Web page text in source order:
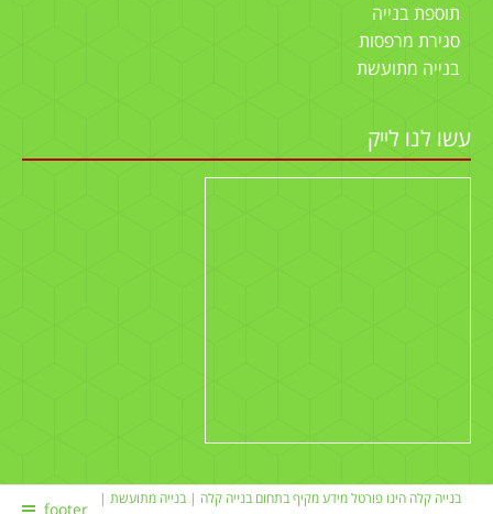
תוספת בנייה
סגירת מרפסות
בנייה מתועשת
עשו לנו לייק
בנייה קלה הינו פורטל מידע מקיף בתחוםבנייה קלה |בנייה מתועשת